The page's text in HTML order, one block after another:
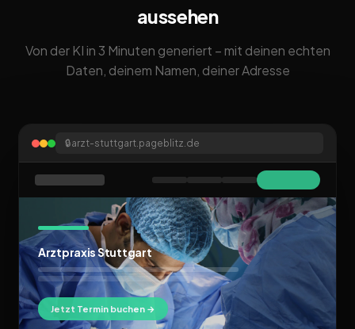
aussehen
Von der KI in 3 Minuten generiert – mit deinen echten
Daten, deinem Namen, deiner Adresse
🔒arzt-stuttgart.pageblitz.de
Arztpraxis Stuttgart
Jetzt Termin buchen →